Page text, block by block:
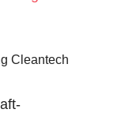
Cleantech